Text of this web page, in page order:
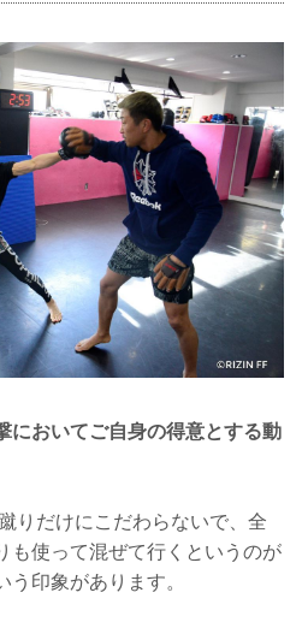
においてご自身の得意とする動
りだけにこだわらないで、全
も使って混ぜて行くというのが
う印象があります。